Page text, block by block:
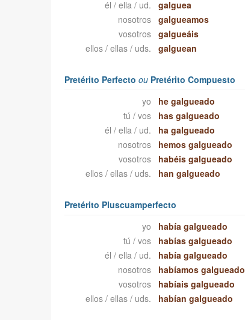
él / ella / ud.
galguea
nosotros
galgueamos
vosotros
galgueáis
ellos / ellas / uds.
galguean
Pretérito Perfecto ouPretérito Compuesto
yo
he galgueado
tú / vos
has galgueado
él / ella / ud.
ha galgueado
nosotros
hemos galgueado
vosotros
habéis galgueado
ellos / ellas / uds.
han galgueado
Pretérito Pluscuamperfecto
yo
había galgueado
tú / vos
habías galgueado
él / ella / ud.
había galgueado
nosotros
habíamos galgueado
vosotros
habíais galgueado
ellos / ellas / uds.
habían galgueado